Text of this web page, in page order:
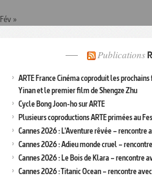
Fév »
Publications
ARTE France Cinéma coproduit les
Yinan et le premier film de Shengze Zhu
Cycle Bong Joon-ho sur ARTE
Plusieurs coproductions ARTE primées au
Cannes 2026 : L’Aventure rêvée – rencontre
Cannes 2026 : Adieu monde cruel –
Cannes 2026 : Le Bois de Klara – rencontre
Cannes 2026 : Titanic Ocean – rencontre